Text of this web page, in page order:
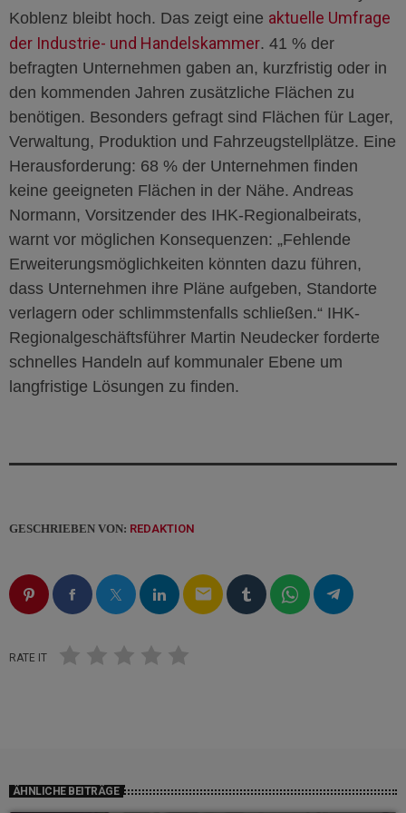
Koblenz bleibt hoch. Das zeigt eine aktuelle Umfrage
der Industrie- und Handelskammer. 41 % der
befragten Unternehmen gaben an, kurzfristig oder in
den kommenden Jahren zusätzliche Flächen zu
benötigen. Besonders gefragt sind Flächen für Lager,
Verwaltung, Produktion und Fahrzeugstellplätze. Eine
Herausforderung: 68 % der Unternehmen finden
keine geeigneten Flächen in der Nähe. Andreas
Normann, Vorsitzender des IHK-Regionalbeirats,
warnt vor möglichen Konsequenzen: „Fehlende
Erweiterungsmöglichkeiten könnten dazu führen,
dass Unternehmen ihre Pläne aufgeben, Standorte
verlagern oder schlimmstenfalls schließen.“ IHK-
Regionalgeschäftsführer Martin Neudecker forderte
schnelles Handeln auf kommunaler Ebene um
langfristige Lösungen zu finden.
GESCHRIEBEN VON: REDAKTION
email
RATE IT
ÄHNLICHE BEITRÄGE